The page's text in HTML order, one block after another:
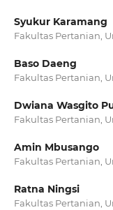
Syukur Karamang
Fakultas Pertanian,
Baso Daeng
Fakultas Pertanian,
Dwiana Wasgito
Fakultas Pertanian,
Amin Mbusango
Fakultas Pertanian,
Ratna Ningsi
Fakultas Pertanian,